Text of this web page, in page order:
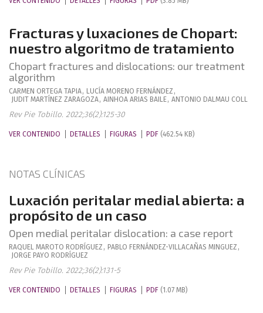
Fracturas y luxaciones de Chopart:
nuestro algoritmo de tratamiento
Chopart fractures and dislocations: our treatment
algorithm
CARMEN ORTEGA TAPIA, LUCÍA MORENO FERNÁNDEZ ,
JUDIT MARTÍNEZ ZARAGOZA, AINHOA ARIAS BAILE, ANTONIO DALMAU COLL
Rev Pie Tobillo. 2022;36(2):125-30
VER CONTENIDO DETALLES FIGURAS PDF (462.54 KB)
NOTAS CLÍNICAS
Luxación peritalar medial abierta: a
propósito de un caso
Open medial peritalar dislocation: a case report
RAQUEL MAROTO RODRÍGUEZ , PABLO FERNÁNDEZ-VILLACAÑAS MINGUEZ ,
JORGE PAYO RODRÍGUEZ
Rev Pie Tobillo. 2022;36(2):131-5
VER CONTENIDO DETALLES FIGURAS PDF (1.07 MB)